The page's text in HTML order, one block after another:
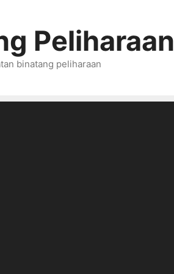
Peliharaan
binatang peliharaan